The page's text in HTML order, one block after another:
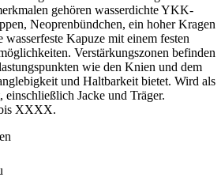
gehören wasserdichte YKK-
Neoprenbündchen, ein hoher Kragen
Kapuze mit einem festen
Verstärkungszonen befinden
wie den Knien und dem
und Haltbarkeit bietet. Wird als
Jacke und Träger.
XXXX.